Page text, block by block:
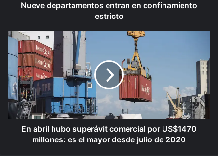
Nueve departamentos entran en confinamiento
estricto
En abril hubo superávit comercial por US$1470
millones: es el mayor desde julio de 2020